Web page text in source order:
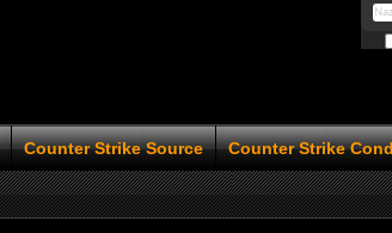
Counter Strike Source Counter Strike